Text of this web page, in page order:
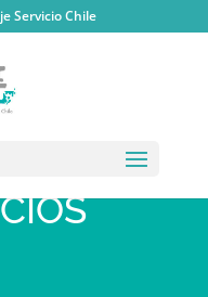
Servicio Chile